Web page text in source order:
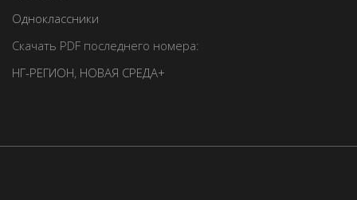
Одноклассники
Скачать PDF последнего номера:
НГ-РЕГИОН, НОВАЯ СРЕДА+